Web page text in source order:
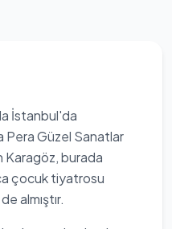
İstanbul'da
Pera Güzel Sanatlar
Karagöz, burada
çocuk tiyatrosu
almıştır.